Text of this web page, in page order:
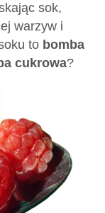
sok,
warzyw i
to bomba
cukrowa?